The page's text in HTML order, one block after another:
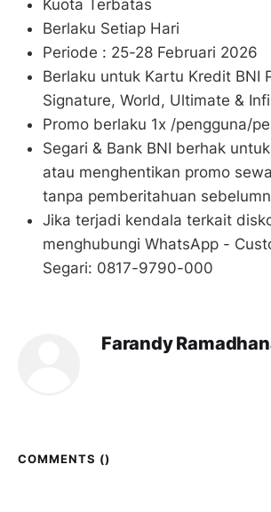
Kuota Terbatas
Berlaku Setiap Hari
Periode : 25-28 Februari 2026
Berlaku untuk Kartu Kredit BNI
Signature, World, Ultimate &
Promo berlaku 1x /pengguna/
Segari & Bank BNI berhak
atau menghentikan promo
tanpa pemberitahuan
Jika terjadi kendala terkait
menghubungi WhatsApp -
Segari: 0817-9790-000
Farandy
COMMENTS ()